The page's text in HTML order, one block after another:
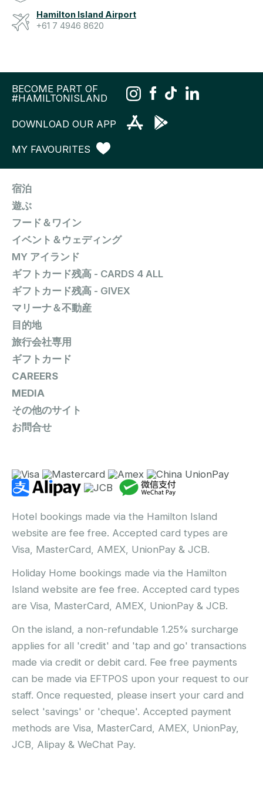
Hamilton Island Airport
+61 7 4946 8620
BECOME PART OF
#HAMILTONISLAND
DOWNLOAD OUR APP
MY FAVOURITES
宿泊
遊ぶ
フード＆ワイン
イベント＆ウェディング
MY アイランド
ギフトカード残高 - CARDS 4 ALL
ギフトカード残高 - GIVEX
マリーナ＆不動産
目的地
旅行会社専用
ギフトカード
CAREERS
MEDIA
その他のサイト
お問合せ
Hotel bookings made via the Hamilton Island
website are fee free. Accepted card types are
Visa, MasterCard, AMEX, UnionPay & JCB.
Holiday Home bookings made via the Hamilton
Island website are fee free. Accepted card types
are Visa, MasterCard, AMEX, UnionPay & JCB.
On the island, a non-refundable 1.25% surcharge
applies for all 'credit' and 'tap and go' transactions
made via credit or debit card. Fee free payments
can be made via EFTPOS upon your request to our
staff. Once requested, please insert your card and
select 'savings' or 'cheque'. Accepted payment
methods are Visa, MasterCard, AMEX, UnionPay,
JCB, Alipay & WeChat Pay.